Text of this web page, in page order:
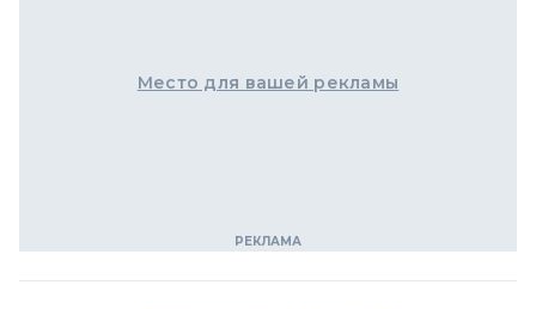
Место для вашей рекламы